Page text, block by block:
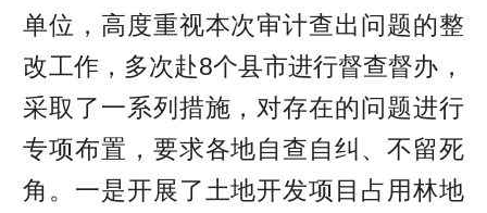
单位，高度重视本次审计查出问题的整
改工作，多次赴8个县市进行督查督办，
采取了一系列措施，对存在的问题进行
专项布置，要求各地自查自纠、不留死
角。一是开展了土地开发项目占用林地